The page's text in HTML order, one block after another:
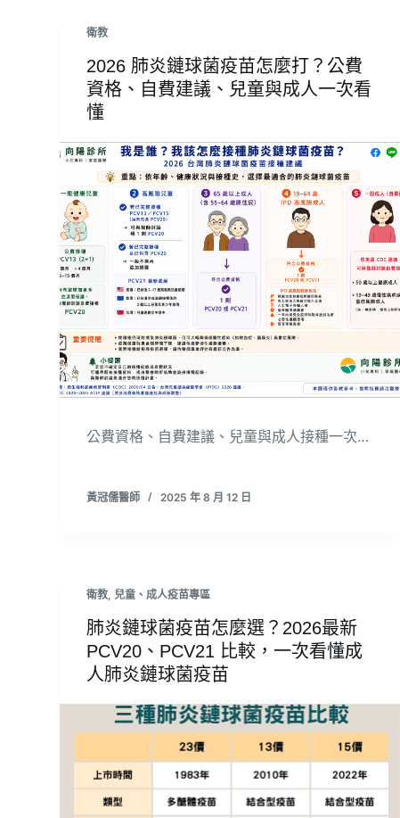
衛教
2026 肺炎鏈球菌疫苗怎麼打？公費
資格、自費建議、兒童與成人一次看
懂
公費資格、自費建議、兒童與成人接種一次…
黃冠儒醫師 2025 年 8 月 12 日
衛教,兒童、成人疫苗專區
肺炎鏈球菌疫苗怎麼選？2026最新
PCV20、PCV21 比較，一次看懂成
人肺炎鏈球菌疫苗